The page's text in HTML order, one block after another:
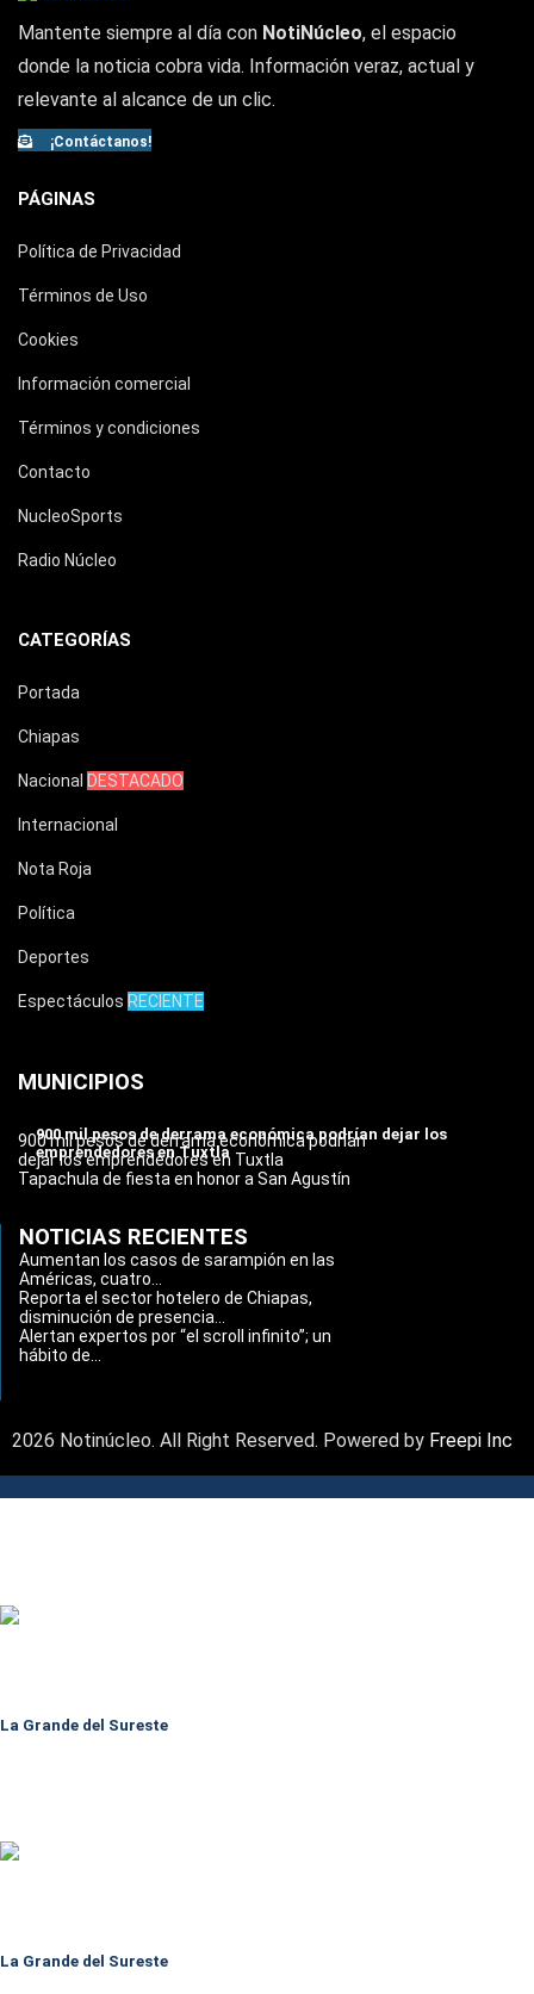
Mantente siempre al día con NotiNúcleo, el espacio
donde la noticia cobra vida. Información veraz, actual y
relevante al alcance de un clic.
¡Contáctanos!
PÁGINAS
Política de Privacidad
Términos de Uso
Cookies
Información comercial
Términos y condiciones
Contacto
NucleoSports
Radio Núcleo
CATEGORÍAS
Portada
Chiapas
Nacional DESTACADO
Internacional
Nota Roja
Política
Deportes
Espectáculos RECIENTE
MUNICIPIOS
900 mil pesos de derrama económica podrían dejar los
emprendedores en Tuxtla
900 mil pesos de derrama económica podrían
dejar los emprendedores en Tuxtla
Tapachula de fiesta en honor a San Agustín
NOTICIAS RECIENTES
Aumentan los casos de sarampión en las
Américas, cuatro...
Reporta el sector hotelero de Chiapas,
disminución de presencia...
Alertan expertos por “el scroll infinito”; un
hábito de...
2026 Notinúcleo. All Right Reserved. Powered by Freepi Inc
La Grande del Sureste
La Grande del Sureste